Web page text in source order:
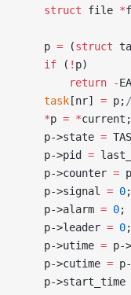
    struct
file *
    p
= (struct
    if
( ! p)
        return
-
    task
[nr] = p;
    *
p = *current;
    p->state
=
    p->pid
=
    p->counter
=
    p->signal
= 0;
    p->alarm
= 0;
    p->leader
= 0;
    p->utime
= p-
    p->cutime
=
    p->start_time